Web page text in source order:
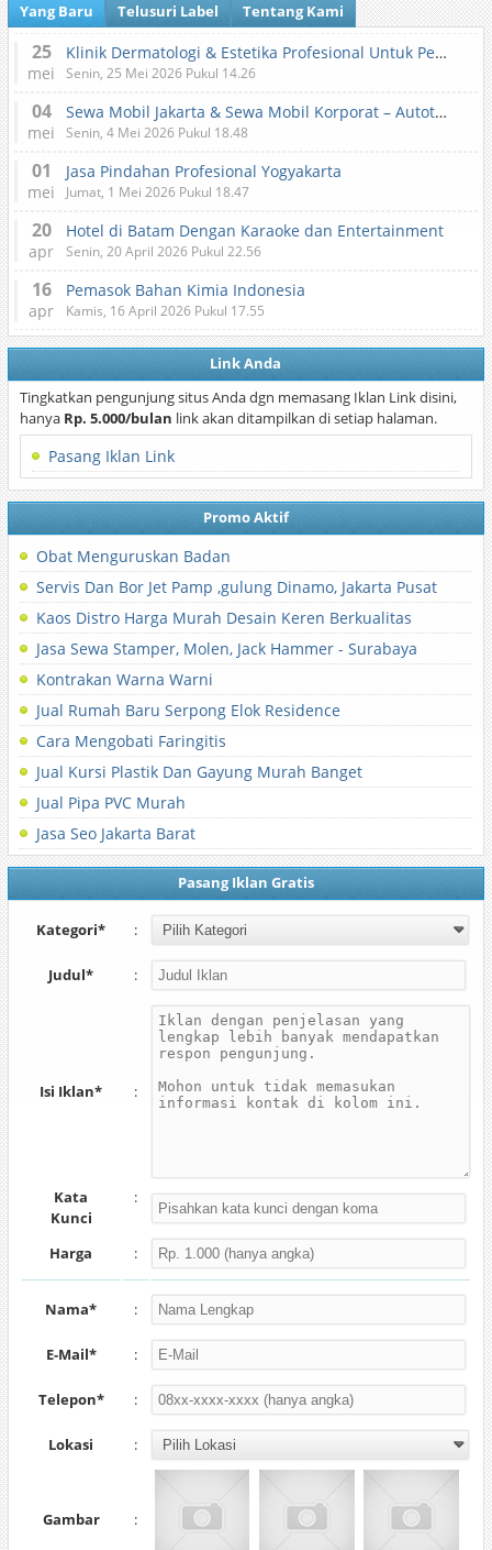
Yang Baru Telusuri Label Tentang Kami
25
mei
Klinik Dermatologi & Estetika Profesional Untuk Perawatan Kulit dan Kecantikan
Senin, 25 Mei 2026 Pukul 14.26
04
mei
Sewa Mobil Jakarta & Sewa Mobil Korporat – Autotranz Indonesia
Senin, 4 Mei 2026 Pukul 18.48
01
mei
Jasa Pindahan Profesional Yogyakarta
Jumat, 1 Mei 2026 Pukul 18.47
20
apr
Hotel di Batam Dengan Karaoke dan Entertainment
Senin, 20 April 2026 Pukul 22.56
16
apr
Pemasok Bahan Kimia Indonesia
Kamis, 16 April 2026 Pukul 17.55
Link Anda
Tingkatkan pengunjung situs Anda dgn memasang Iklan Link disini,
hanya Rp. 5.000/bulan link akan ditampilkan di setiap halaman.
Pasang Iklan Link
Promo Aktif
Obat Menguruskan Badan
Servis Dan Bor Jet Pamp ,gulung Dinamo, Jakarta Pusat
Kaos Distro Harga Murah Desain Keren Berkualitas
Jasa Sewa Stamper, Molen, Jack Hammer - Surabaya
Kontrakan Warna Warni
Jual Rumah Baru Serpong Elok Residence
Cara Mengobati Faringitis
Jual Kursi Plastik Dan Gayung Murah Banget
Jual Pipa PVC Murah
Jasa Seo Jakarta Barat
Pasang Iklan Gratis
Kategori* :
Judul* :
Isi Iklan* :
Kata
Kunci
:
Harga :
Nama* :
E-Mail* :
Telepon* :
Lokasi :
Gambar :